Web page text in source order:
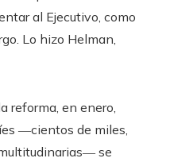
al Ejecutivo, como
Lo hizo Helman,
reforma, en enero,
―cientos de miles,
se